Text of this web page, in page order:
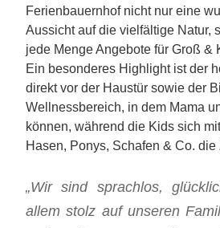
Ferienbauernhof nicht nur eine
Aussicht auf die vielfältige Natur,
jede Menge Angebote für Groß &
Ein besonderes Highlight ist der
direkt vor der Haustür sowie der
Wellnessbereich, in dem Mama
können, während die Kids sich
Hasen, Ponys, Schafen & Co. die
„Wir sind sprachlos,
allem stolz auf unseren